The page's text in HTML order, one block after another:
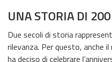
UNA STORIA DI
Due secoli di storia
rilevanza. Per questo, anche
ha deciso di celebrare